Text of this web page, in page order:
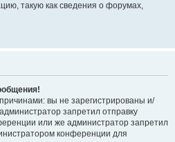
такую как сведения о форумах,
вы не зарегистрированы и/
запретил отправку
или же администратор запретил
конференции для